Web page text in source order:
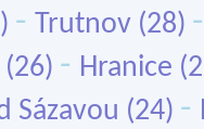
- Trutnov (28)
(26) - Hranice
Sázavou (24) -